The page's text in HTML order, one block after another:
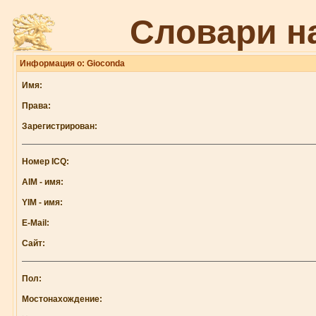
Словари
Информация о: Gioconda
Имя:
Права:
Зарегистрирован:
Номер ICQ:
AIM - имя:
YIM - имя:
E-Mail:
Сайт:
Пол:
Мостонахождение: